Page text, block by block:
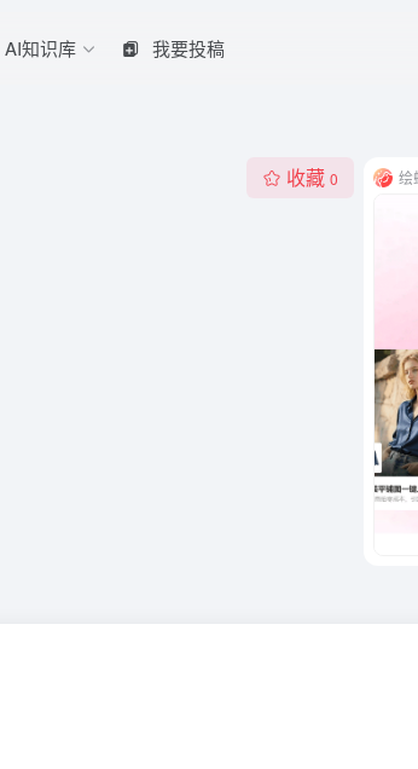
AI知识库 我要投稿
收藏 0 绘